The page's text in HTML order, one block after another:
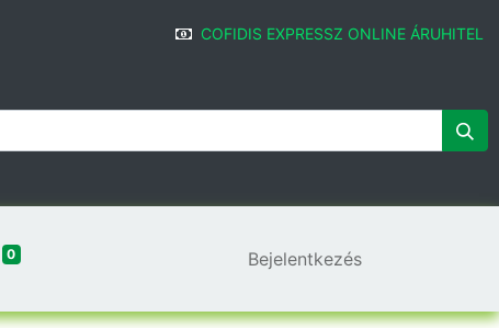
COFIDIS EXPRESSZ ONLINE ÁRUHITEL
0 Bejelentkezés